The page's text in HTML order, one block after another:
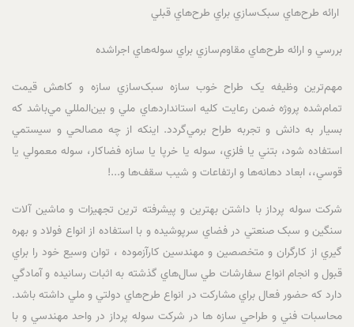
ارائه طرح‌هاي سبک‌سازي براي طرح‌هاي قبلي
بررسي و ارائه طرح‌هاي مقاوم‌سازي براي سوله‌هاي اجراشده
مهم‌ترين وظيفه يک طراح خوب سازه سبک‌سازي سازه و کاهش قيمت
تمام‌شده پروژه ضمن رعايت کليه استانداردهاي ملي و بين‌المللي مي‌باشد که
بسيار به دانش و تجربه طراح برمي‌گردد. اينکه از چه مصالحي و سيستمي
استفاده شود، بتني يا فلزي، سوله يا خرپا يا سازه فضاکار، سوله معمولي يا
قوسي،، ابعاد دهانه‌ها و ارتفاعات و شيب سقف‌ها و...!
شرکت سوله پرداز با داشتن بهترين و پيشرفته ترين تجهيزات و ماشين آلات
سنگين و سبک صنعتي در فضاي سرپوشيده و با استفاده از انواع فولاد و بهره
گيري از کارگران و متخصصين و مهندسين کارآزموده ، توان وسيع خود را براي
قبول و انجام انواع سفارشات طي سال‌هاي گذشته به اثبات رسانيده و آمادگي
دارد که حضور فعال براي مشارکت در انواع طرح‌هاي دولتي و ملي داشته باشد.
محاسبات فني و طراحي سازه ها در شرکت سوله پرداز در واحد مهندسي و با